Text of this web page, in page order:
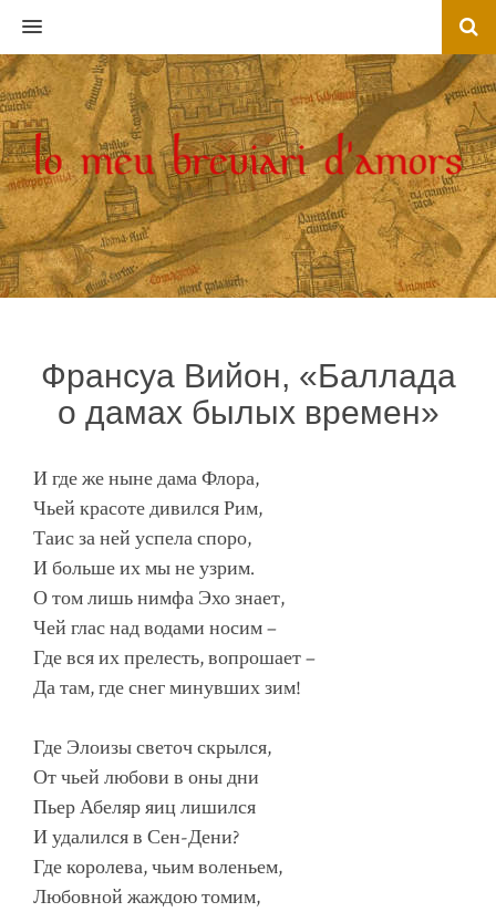
MENU
Франсуа Вийон, «Баллада
о дамах былых времен»
И где же ныне дама Флора,
Чьей красоте дивился Рим,
Таис за ней успела споро,
И больше их мы не узрим.
О том лишь нимфа Эхо знает,
Чей глас над водами носим –
Где вся их прелесть, вопрошает –
Да там, где снег минувших зим!
Где Элоизы светоч скрылся,
От чьей любови в оны дни
Пьер Абеляр яиц лишился
И удалился в Сен-Дени?
Где королева, чьим воленьем,
Любовной жаждою томим,